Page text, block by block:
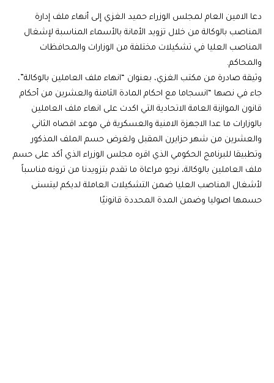
دعا الامين العام لمجلس الوزراء حميد الغزي إلى أنهاء ملف إدارة
المناصب بالوكالة من خلال تزويد الأمانة بالأسماء المناسبة لإشغال
المناصب العليا في تشكيلات مختلفة من الوزارات والمحافظات
والمحاكم.
وثيقة صادرة من مكتب الغزي، بعنوان “انهاء ملف العاملين بالوكالة”،
جاء في نصها “انسجاما مع احكام المادة الثامنة والعشرين من أحكام
قانون الموازنة العامة الاتحادية التي اكدت على انهاء ملف العاملين
بالوزارات ما عدا الاجهزة الامنية والعسكرية في موعد اقصاه الثاني
والعشرين من شهر حزايرن المقبل ولغرض حسم الملف المذكور
وتطبيقا للبرنامج الحكومي الذي اقره مجلس الوزراء الذي أكد على حسم
ملف العاملين بالوكالة، نرجو مراعاة ما تقدم بتزويدنا من ترونه مناسباً
لأشغال المناصب العليا ضمن التشكيلات العاملة لديكم ليتسنى
حسمها اصوليا وضمن المدة المحددة قانونيًا